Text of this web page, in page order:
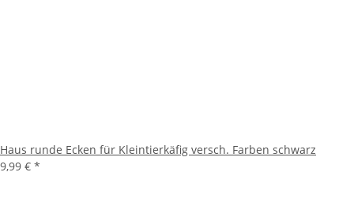
Haus runde Ecken für Kleintierkäfig versch. Farben schwarz
9,99 € *